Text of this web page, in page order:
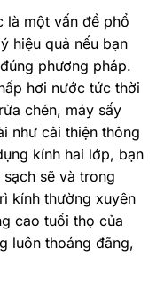
là một vấn đề phổ
hiệu quả nếu bạn
phương pháp.
hơi nước tức thời
chén, máy sấy
như cải thiện thông
kính hai lớp, bạn
sẽ và trong
kính thường xuyên
cao tuổi thọ của
luôn thoáng đãng,